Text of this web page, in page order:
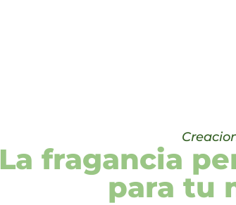
La fragancia
para tu